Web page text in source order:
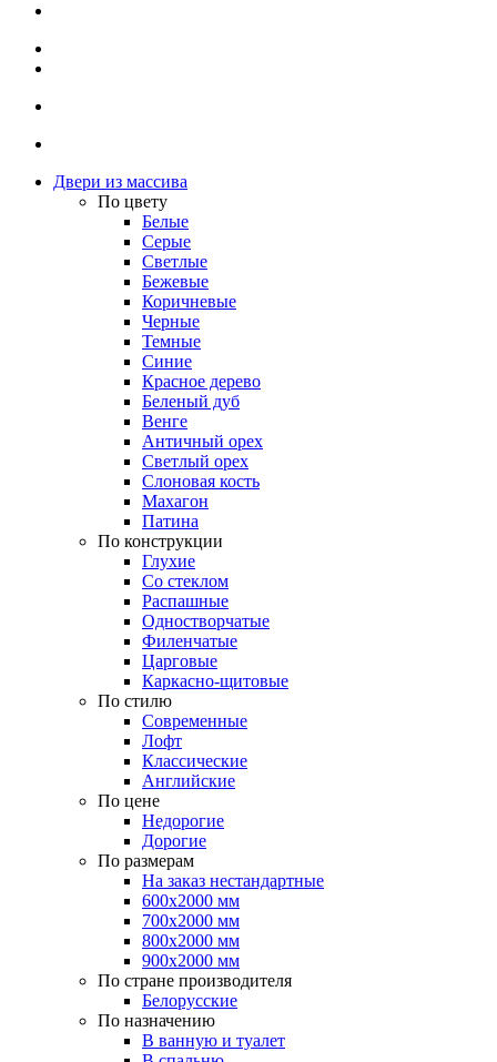
Двери из массива
По цвету
Белые
Серые
Светлые
Бежевые
Коричневые
Черные
Темные
Синие
Красное дерево
Беленый дуб
Венге
Античный орех
Светлый орех
Слоновая кость
Махагон
Патина
По конструкции
Глухие
Со стеклом
Распашные
Одностворчатые
Филенчатые
Царговые
Каркасно-щитовые
По стилю
Современные
Лофт
Классические
Английские
По цене
Недорогие
Дорогие
По размерам
На заказ нестандартные
600х2000 мм
700х2000 мм
800х2000 мм
900х2000 мм
По стране производителя
Белорусские
По назначению
В ванную и туалет